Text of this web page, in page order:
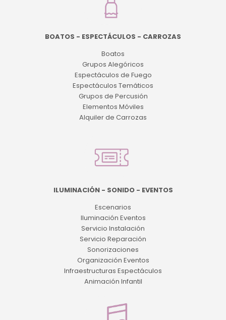
BOATOS - ESPECTÁCULOS - CARROZAS
Boatos
Grupos Alegóricos
Espectáculos de Fuego
Espectáculos Temáticos
Grupos de Percusión
Elementos Móviles
Alquiler de Carrozas
ILUMINACIÓN - SONIDO - EVENTOS
Escenarios
Iluminación Eventos
Servicio Instalación
Servicio Reparación
Sonorizaciones
Organización Eventos
Infraestructuras Espectáculos
Animación Infantil